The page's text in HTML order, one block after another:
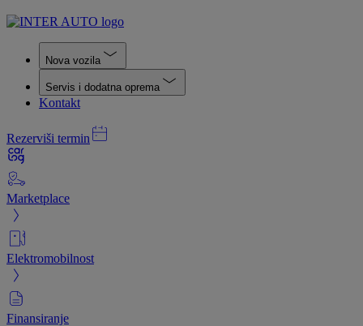
Nova vozila
Servis i dodatna oprema
Kontakt
Rezerviši termin
Marketplace
Elektromobilnost
Finansiranje